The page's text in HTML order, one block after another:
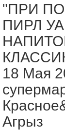
"ПРИ
ПИРЛ
18 Мая
Агрыз